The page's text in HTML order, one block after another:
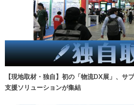
【現地取材・独自】初の「物流DX展」、サ
支援ソリューションが集結